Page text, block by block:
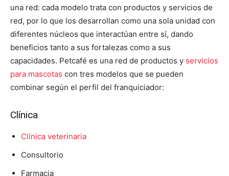
una red: cada modelo trata con productos y servicios de
red, por lo que los desarrollan como una sola unidad con
diferentes núcleos que interactúan entre sí, dando
beneficios tanto a sus fortalezas como a sus
capacidades. Petcafé es una red de productos y servicios
para mascotas con tres modelos que se pueden
combinar según el perfil del franquiciador:
Clínica
Clínica veterinaria
Consultorio
Farmacia